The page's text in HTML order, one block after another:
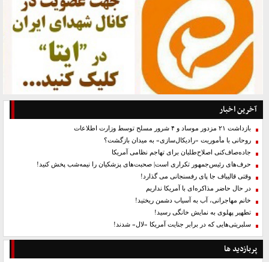
آخرین اخبار
بازداشت ۲۱ مزدور موساد و ۴ شرور مسلح توسط وزارت اطلاعات
روحانی با مأموریت «رادیکال‌سازی» به میدان بازگشت؟
جاده‌صاف‌کنی اصلاح‌طلبان برای تهاجم نظامی آمریکا
حرف‌های رئیس‌جمهور تکراری است| صحبت‌های پزشکیان را نیمه‌شب پخش کنید!
وقتی قالیباف جا پای رفسنجانی می گذارد!
در حال حاضر مذاکره‌ای با آمریکا نداریم
خانم مهاجرانی، آب به آسیاب دشمن ریختید!
تطهیر پهلوی به نمایش خانگی رسید!
سلبریتی‌هایی که در برابر جنایت آمریکا «لال» شدند!
پربازدید ها